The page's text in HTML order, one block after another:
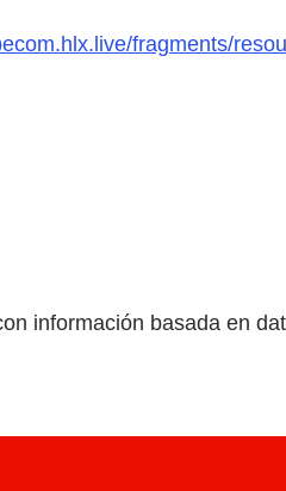
fragments/
información basada en